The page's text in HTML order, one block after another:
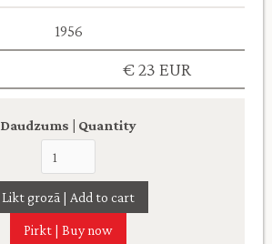
1956
€ 23 EUR
Daudzums | Quantity
Pirkt | Buy now